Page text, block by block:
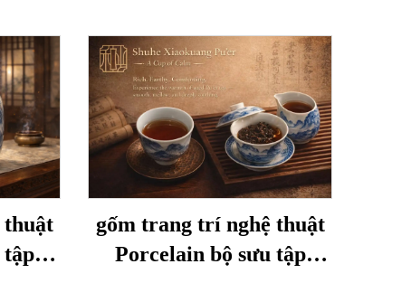
thuật
tập
gốm trang trí nghệ thuật
Porcelain bộ sưu tập